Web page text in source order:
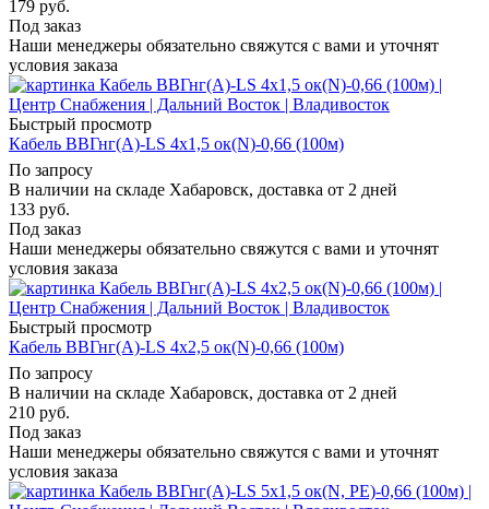
179 руб.
Под заказ
Наши менеджеры обязательно свяжутся с вами и уточнят
условия заказа
Быстрый просмотр
Кабель ВВГнг(А)-LS 4х1,5 ок(N)-0,66 (100м)
По запросу
В наличии на складе Хабаровск, доставка от 2 дней
133 руб.
Под заказ
Наши менеджеры обязательно свяжутся с вами и уточнят
условия заказа
Быстрый просмотр
Кабель ВВГнг(А)-LS 4х2,5 ок(N)-0,66 (100м)
По запросу
В наличии на складе Хабаровск, доставка от 2 дней
210 руб.
Под заказ
Наши менеджеры обязательно свяжутся с вами и уточнят
условия заказа